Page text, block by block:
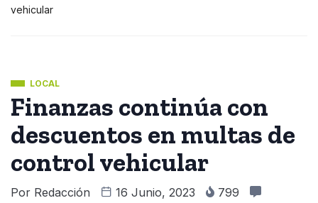
vehicular
LOCAL
Finanzas continúa con
descuentos en multas de
control vehicular
Por Redacción 16 Junio, 2023
799